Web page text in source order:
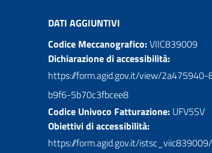
DATI AGGIUNTIVI
Codice Meccanografico:VIIC839009
Dichiarazione di accessibilità:
https://form.agid.gov.it/view/
b9f6-5b70c3fbcee8
Codice Univoco Fatturazione: UFV5SV
Obiettivi di accessibilità:
https://form.agid.gov.it/